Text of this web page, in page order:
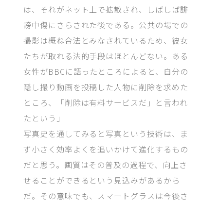
は、それがネット上で拡散され、しばしば誹
謗中傷にさらされた後である。公共の場での
撮影は概ね合法とみなされているため、彼女
たちが取れる法的手段はほとんどない。ある
女性がBBCに語ったところによると、自分の
隠し撮り動画を投稿した人物に削除を求めた
ところ、「削除は有料サービスだ」と言われ
たという」
写真史を通してみると写真という技術は、ま
ず小さく効率よくを追いかけて進化するもの
だと思う。画質はその普及の過程で、向上さ
せることができるという見込みがあるから
だ。その意味でも、スマートグラスは今後さ